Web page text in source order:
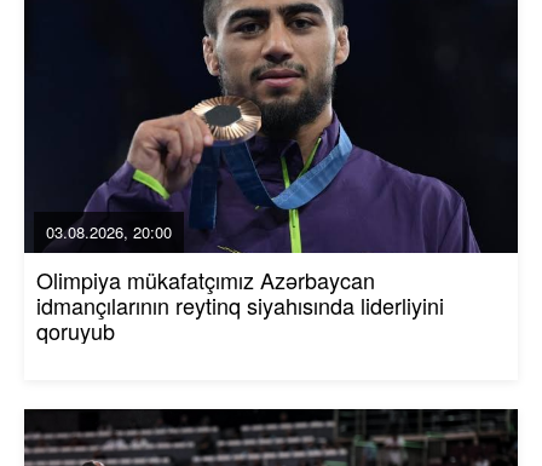
03.08.2026, 20:00
Olimpiya mükafatçımız Azərbaycan
idmançılarının reytinq siyahısında liderliyini
qoruyub